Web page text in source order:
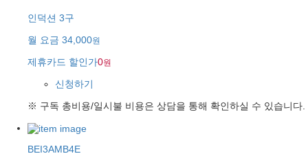
인덕션 3구
월 요금 34,000원
제휴카드 할인가0원
신청하기
※ 구독 총비용/일시불 비용은 상담을 통해 확인하실 수 있습니다.
BEI3AMB4E